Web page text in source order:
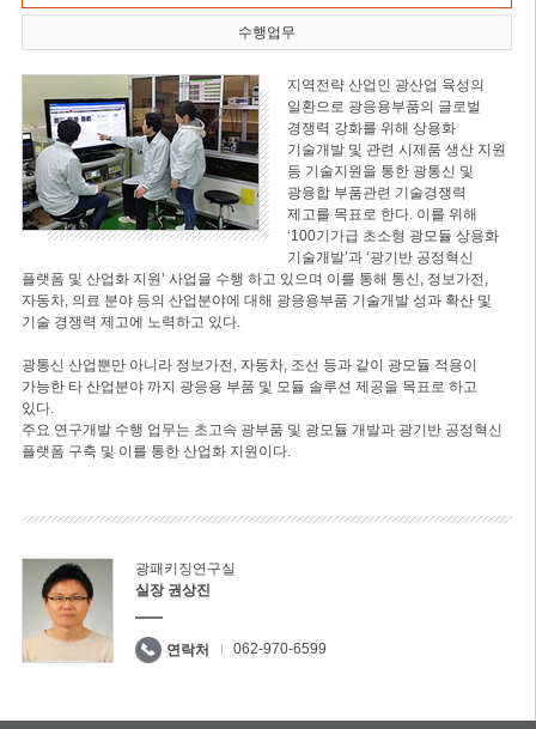
수행업무
지역전략 산업인 광산업 육성의
일환으로 광응용부품의 글로벌
경쟁력 강화를 위해 상용화
기술개발 및 관련 시제품 생산 지원
등 기술지원을 통한 광통신 및
광융합 부품관련 기술경쟁력
제고를 목표로 한다. 이를 위해
‘100기가급 초소형 광모듈 상용화
기술개발’과 ‘광기반 공정혁신
플랫폼 및 산업화 지원’ 사업을 수행 하고 있으며 이를 통해 통신, 정보가전,
자동차, 의료 분야 등의 산업분야에 대해 광응용부품 기술개발 성과 확산 및
기술 경쟁력 제고에 노력하고 있다.
광통신 산업뿐만 아니라 정보가전, 자동차, 조선 등과 같이 광모듈 적용이
가능한 타 산업분야 까지 광응용 부품 및 모듈 솔루션 제공을 목표로 하고
있다.
주요 연구개발 수행 업무는 초고속 광부품 및 광모듈 개발과 광기반 공정혁신
플랫폼 구축 및 이를 통한 산업화 지원이다.
광패키징연구실
실장 권상진
연락처 062-970-6599